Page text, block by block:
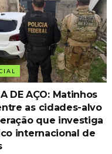
DE AÇO: Matinhos
as cidades-alvo
que investiga
internacional de